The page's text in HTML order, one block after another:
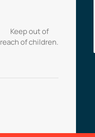
Keep out of
reach of children.